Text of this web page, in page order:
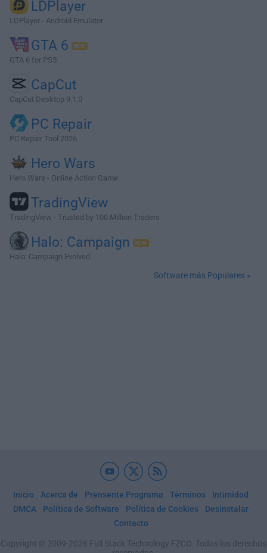
LDPlayer
LDPlayer - Android Emulator
GTA 6
GTA 6 for PS5
CapCut
CapCut Desktop 9.1.0
PC Repair
PC Repair Tool 2026
Hero Wars
Hero Wars - Online Action Game
TradingView
TradingView - Trusted by 100 Million Traders
Halo: Campaign
Halo: Campaign Evolved
Software más Populares »
Inicio Acerca de Prensente Programa Términos
Intimidad
DMCA
Política de Software Política de Cookies
Desinstalar
Contacto
Copyright © 2009-2026 Full Stack Technology FZCO. Todos los derechos